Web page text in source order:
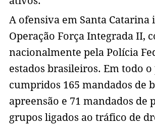
A ofensiva em Santa Catarina
Operação Força Integrada II,
nacionalmente pela Polícia
estados brasileiros. Em todo
cumpridos 165 mandados de
apreensão e 71 mandados de
grupos ligados ao tráfico de